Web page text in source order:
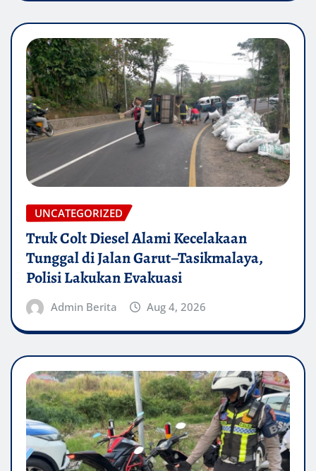
UNCATEGORIZED
Truk Colt Diesel Alami Kecelakaan
Tunggal di Jalan Garut–Tasikmalaya,
Polisi Lakukan Evakuasi
Admin Berita Aug 4, 2026